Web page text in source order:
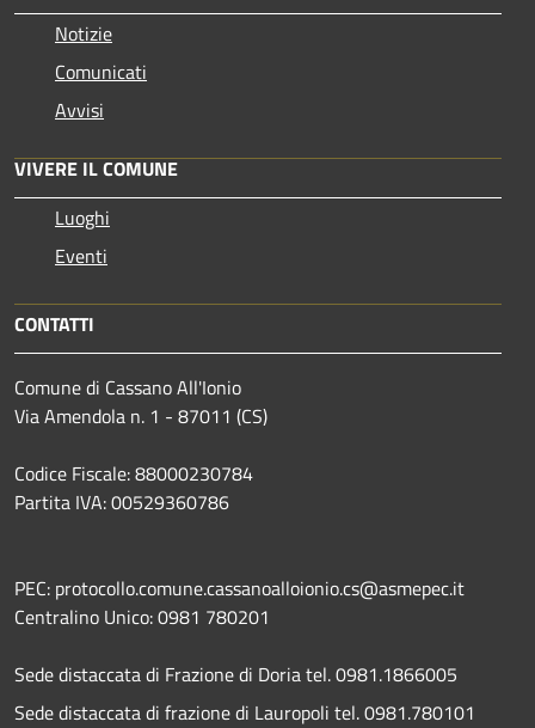
Notizie
Comunicati
Avvisi
VIVERE IL COMUNE
Luoghi
Eventi
CONTATTI
Comune di Cassano All'Ionio
Via Amendola n. 1 - 87011 (CS)
Codice Fiscale: 88000230784
Partita IVA: 00529360786
PEC: protocollo.comune.cassanoalloionio.cs@asmepec.it
Centralino Unico: 0981 780201
Sede distaccata di Frazione di Doria tel. 0981.1866005
Sede distaccata di frazione di Lauropoli tel. 0981.780101